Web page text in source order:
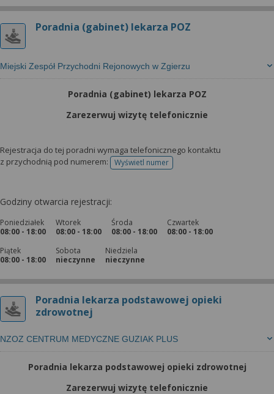
Poradnia (gabinet) lekarza POZ
Miejski Zespół Przychodni Rejonowych w Zgierzu
Poradnia (gabinet) lekarza POZ
Zarezerwuj wizytę telefonicznie
Rejestracja do tej poradni wymaga telefonicznego kontaktu
z przychodnią pod numerem:
Wyświetl numertelefonu do rejestracji
Godziny otwarcia rejestracji:
Poniedziałek
08:00 - 18:00
Wtorek
08:00 - 18:00
Środa
08:00 - 18:00
Czwartek
08:00 - 18:00
Piątek
08:00 - 18:00
Sobota
nieczynne
Niedziela
nieczynne
Poradnia lekarza podstawowej opieki
zdrowotnej
NZOZ CENTRUM MEDYCZNE GUZIAK PLUS
Poradnia lekarza podstawowej opieki zdrowotnej
Zarezerwuj wizytę telefonicznie